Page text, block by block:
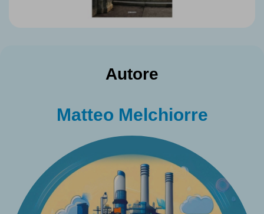
Autore
Matteo Melchiorre